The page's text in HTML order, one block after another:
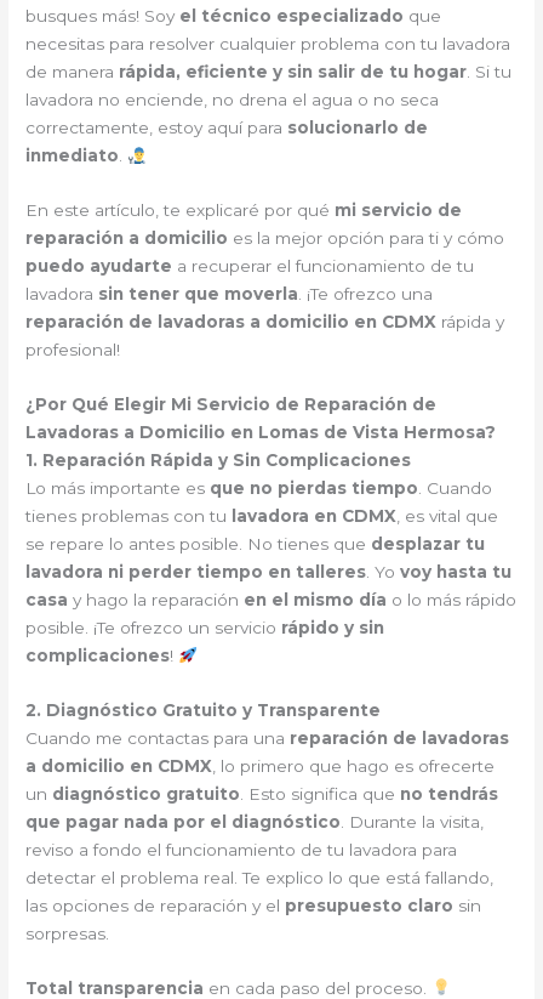
busques más! Soy el técnico especializado que
necesitas para resolver cualquier problema con tu lavadora
de manera rápida, eficiente y sin salir de tu hogar. Si tu
lavadora no enciende, no drena el agua o no seca
correctamente, estoy aquí para solucionarlo de
inmediato.
En este artículo, te explicaré por qué mi servicio de
reparación a domicilio es la mejor opción para ti y cómo
puedo ayudarte a recuperar el funcionamiento de tu
lavadora sin tener que moverla . ¡Te ofrezco una
reparación de lavadoras a domicilio en CDMX rápida y
profesional!
¿Por Qué Elegir Mi Servicio de Reparación de
Lavadoras a Domicilio en Lomas de Vista Hermosa?
1. Reparación Rápida y Sin Complicaciones
Lo más importante es que no pierdas tiempo . Cuando
tienes problemas con tu
lavadora en CDMX , es vital que
se repare lo antes posible. No tienes que desplazar tu
lavadora ni perder tiempo en talleres . Yovoy hasta tu
casa y hago la reparación en el mismo día o lo más rápido
posible. ¡Te ofrezco un servicio rápido y sin
complicaciones!
2. Diagnóstico Gratuito y Transparente
Cuando me contactas para una reparación de lavadoras
a domicilio en CDMX , lo primero que hago es ofrecerte
un diagnóstico gratuito . Esto significa que no tendrás
que pagar nada por el diagnóstico . Durante la visita,
reviso a fondo el funcionamiento de tu lavadora para
detectar el problema real. Te explico lo que está fallando,
las opciones de reparación y el presupuesto claro sin
sorpresas.
Total transparencia en cada paso del proceso.